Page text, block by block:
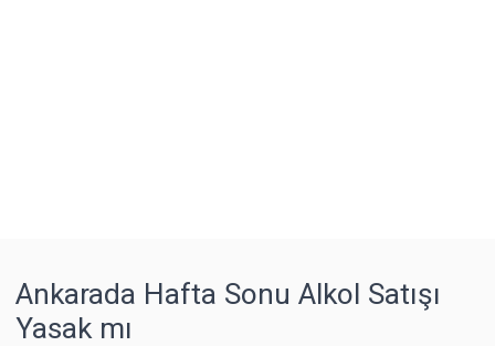
Ankarada Hafta Sonu Alkol Satışı
Yasak mı